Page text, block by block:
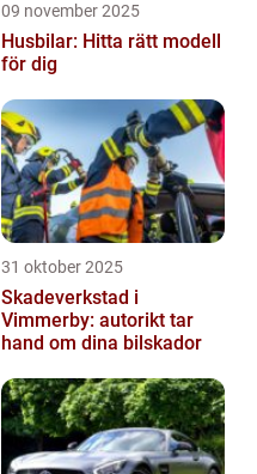
09 november 2025
Husbilar: Hitta rätt modell
för dig
31 oktober 2025
Skadeverkstad i
Vimmerby: autorikt tar
hand om dina bilskador